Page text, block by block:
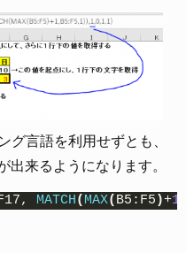
グ言語を利用せずとも、
出来るようになります。
MATCH( MAX( B5:F5 )+1